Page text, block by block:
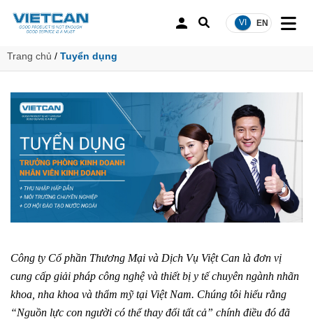
Trang chủ / Tuyển dụng
Công ty Cổ phần Thương Mại và Dịch Vụ Việt Can là đơn vị
cung cấp giải pháp công nghệ và thiết bị y tế chuyên ngành nhãn
khoa, nha khoa và thẩm mỹ tại Việt Nam. Chúng tôi hiểu rằng
“Nguồn lực con người có thể thay đổi tất cả” chính điều đó đã